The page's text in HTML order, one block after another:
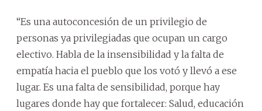
“Es una autoconcesión de un privilegio de
personas ya privilegiadas que ocupan un cargo
electivo. Habla de la insensibilidad y la falta de
empatía hacia el pueblo que los votó y llevó a ese
lugar. Es una falta de sensibilidad, porque hay
lugares donde hay que fortalecer: Salud, educación